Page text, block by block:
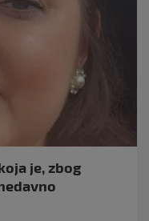
je, zbog